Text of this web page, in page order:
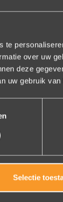
te
over uw
deze
uw gebruik
Selectie
Zoals
prachtige
onze